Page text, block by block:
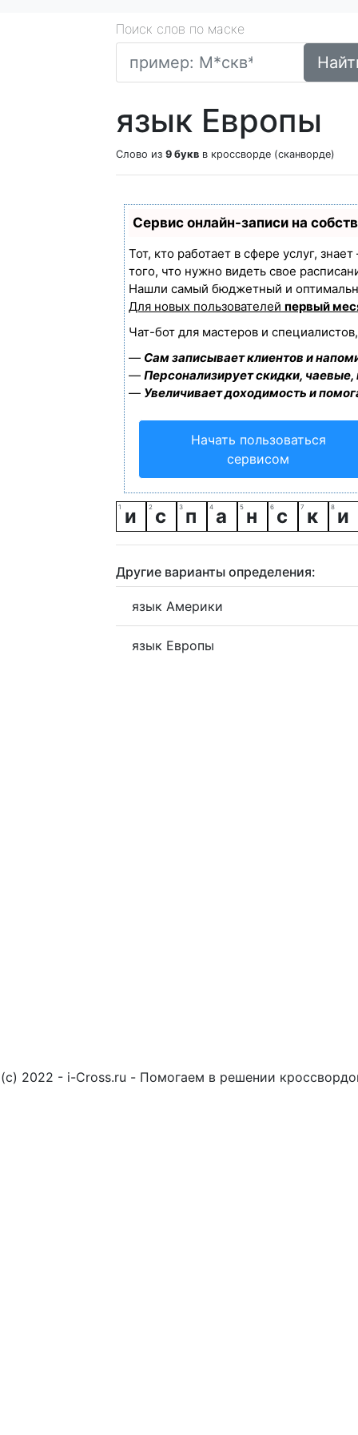
Поиск слов по маске
язык Европы
Слово из 9 букв в кроссворде (сканворде)
Сервис онлайн-записи на
Тот, кто работает в сфере услуг,
того, что нужно видеть свое
Нашли самый бюджетный и
Для новых пользователей первый
Чат-бот для мастеров и
— Сам записывает клиентов и
— Персонализирует скидки,
— Увеличивает доходимость и
Начать пользоваться
сервисом
и с п а н с к и
Другие варианты определения:
язык Америки
язык Европы
(c) 2022 - i-Cross.ru - Помогаем в решении